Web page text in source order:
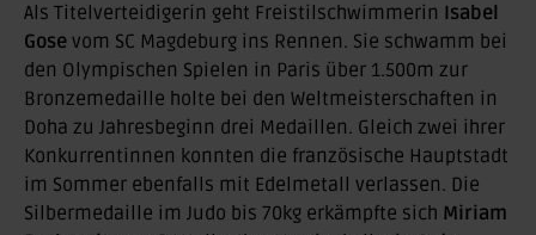
Als Titelverteidigerin geht Freistilschwimmerin Isabel
Gose vom SC Magdeburg ins Rennen. Sie schwamm bei
den Olympischen Spielen in Paris über 1.500m zur
Bronzemedaille holte bei den Weltmeisterschaften in
Doha zu Jahresbeginn drei Medaillen. Gleich zwei ihrer
Konkurrentinnen konnten die französische Hauptstadt
im Sommer ebenfalls mit Edelmetall verlassen. Die
Silbermedaille im Judo bis 70kg erkämpfte sich Miriam